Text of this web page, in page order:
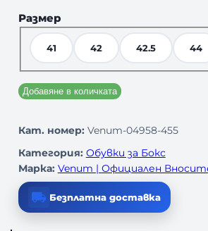
Размер
41 42 42.5 44
Добавяне в количката
Кат. номер: Venum-04958-455
Категория: Обувки за Бокс
Марка: Venum | Официален
Безплатна доставка